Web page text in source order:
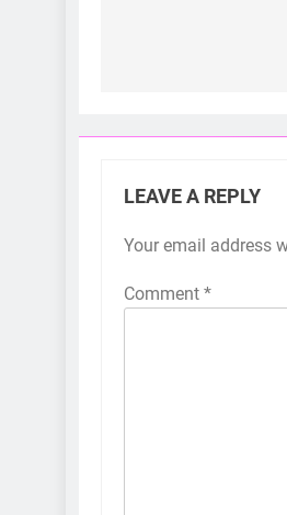
LEAVE A REPLY
Your email address
Comment *